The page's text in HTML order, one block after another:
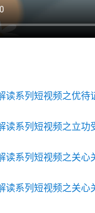
读系列短视频之优待
读系列短视频之立功
系列短视频之关心
系列短视频之关心